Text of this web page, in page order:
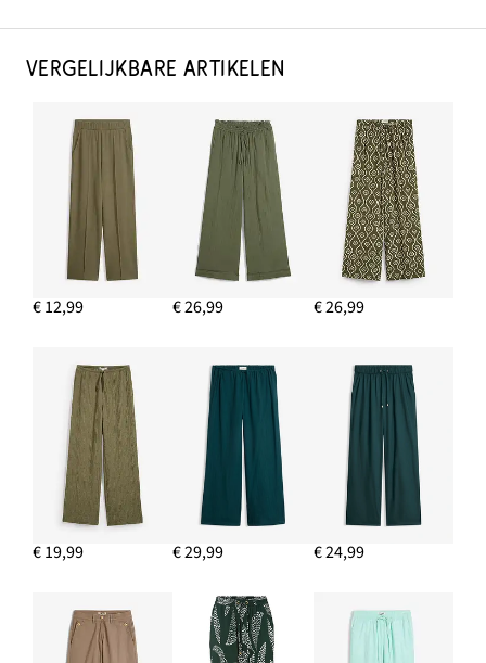
VERGELIJKBARE ARTIKELEN
€ 12,99 € 26,99 € 26,99
€ 19,99 € 29,99 € 24,99